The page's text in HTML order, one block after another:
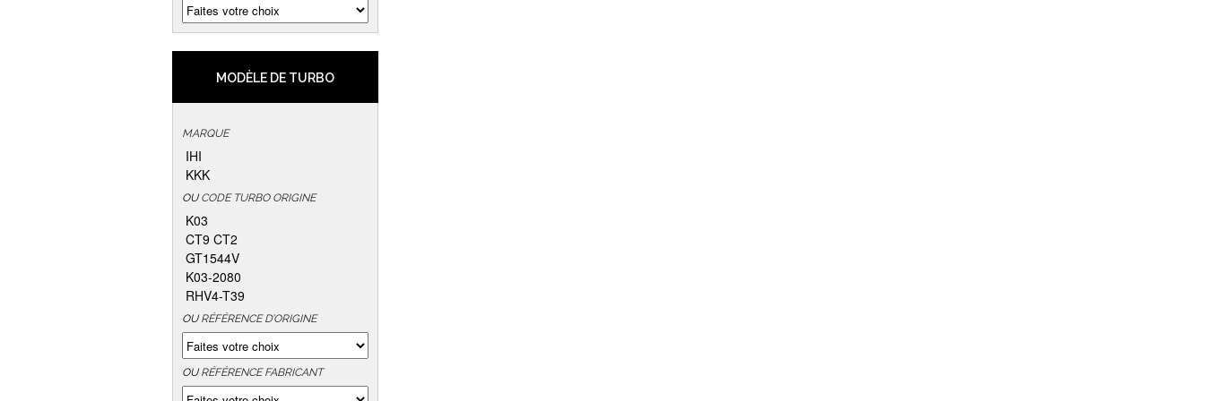
MODÈLE DE TURBO
MARQUE
IHI
KKK
OUCODE TURBO ORIGINE
K03
CT9 CT2
GT1544V
K03-2080
RHV4-T39
OURÉFÉRENCE D’ORIGINE
OURÉFÉRENCE FABRICANT